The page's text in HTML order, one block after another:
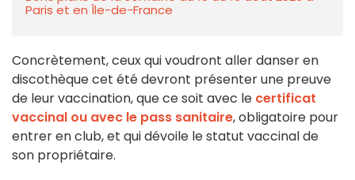
Paris et en Île-de-France
Concrètement, ceux qui voudront aller danser en
discothèque cet été devront présenter une preuve
de leur vaccination, que ce soit avec le certificat
vaccinal ou avec le pass sanitaire, obligatoire pour
entrer en club, et qui dévoile le statut vaccinal de
son propriétaire.